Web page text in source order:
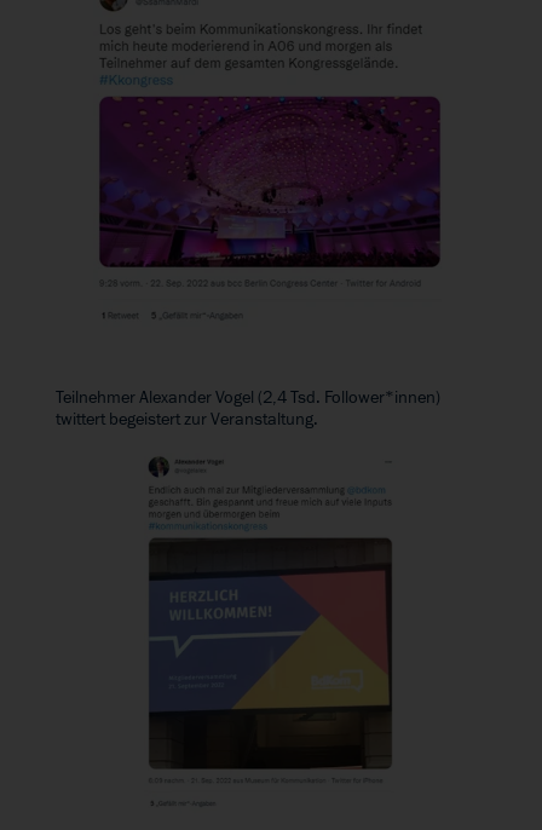
Teilnehmer Alexander Vogel (2,4 Tsd. Follower*innen)
twittert begeistert zur Veranstaltung.